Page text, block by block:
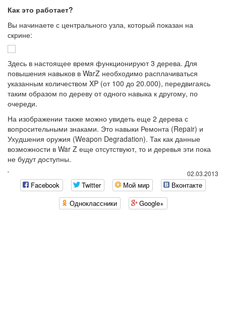
Как это работает?
Вы начинаете с центрального узла, который показан на
скрине:
Здесь в настоящее время функционируют 3 дерева. Для
повышения навыков в WarZ необходимо расплачиваться
указанным количеством XP (от 100 до 20.000), передвигаясь
таким образом по дереву от одного навыка к другому, по
очереди.
На изображении также можно увидеть еще 2 дерева с
вопросительными знаками. Это навыки Ремонта (Repair) и
Ухудшения оружия (Weapon Degradation). Так как данные
возможности в War Z еще отсутствуют, то и деревья эти пока
не будут доступны.
02.03.2013
`
Facebook Twitter Мой мир
Вконтакте
Одноклассники
Google+